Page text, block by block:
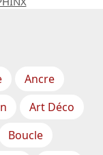
Ancre
Art Déco
Boucle